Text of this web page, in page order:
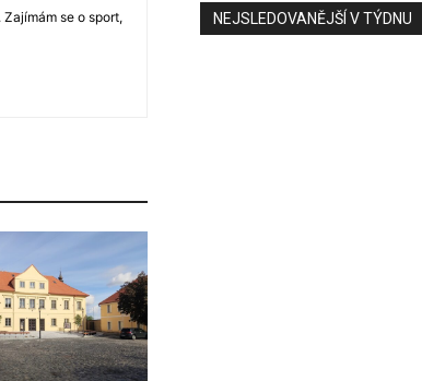
se o sport,
NEJSLEDOVANĚJŠÍ V TÝDNU